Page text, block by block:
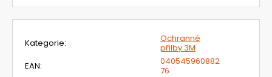
Kategorie:
Ochranné
přilby 3M
EAN:
040545960882
76
m
e
SVÁŘEČSKÁ